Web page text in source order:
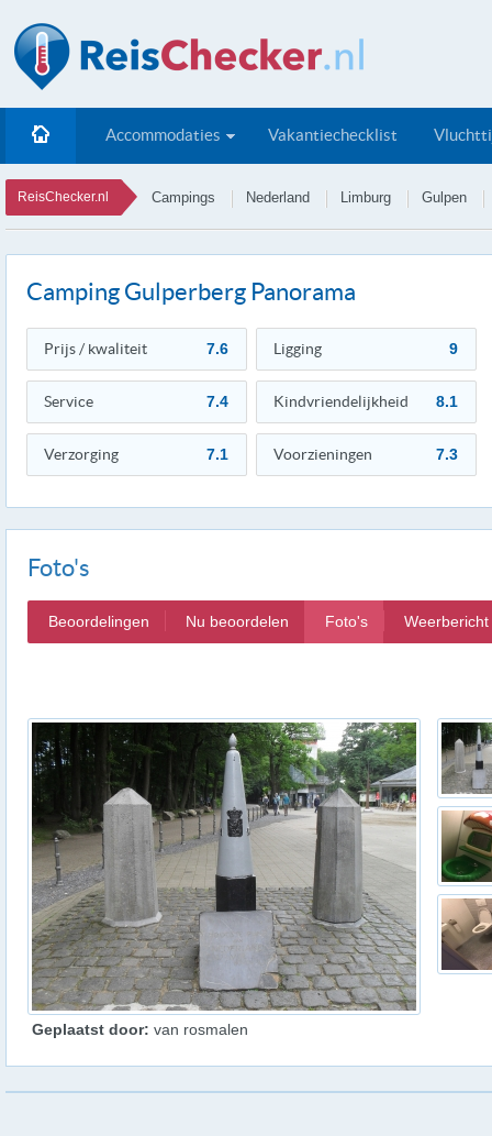
Accommodaties Vakantiechecklist
ReisChecker.nl Campings Nederland Limburg Gulpen
Camping Gulperberg Panorama
Prijs / kwaliteit 7.6 Ligging 9
Service 7.4 Kindvriendelijkheid 8.1
Verzorging 7.1 Voorzieningen 7.3
Foto's
Beoordelingen Nu beoordelen Foto's Weerbericht
Geplaatst door: van rosmalen